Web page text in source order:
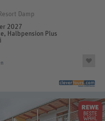
Damp
2027
Halbpension Plus